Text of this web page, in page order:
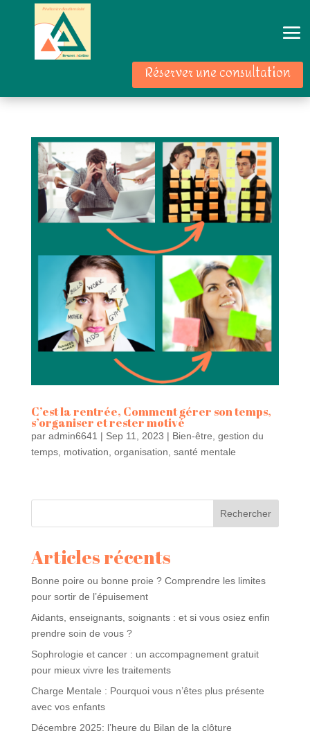
Réserver une consultation
C’est la rentrée, Comment gérer son temps,
s’organiser et rester motivé
par admin6641 | Sep 11, 2023 | Bien-être, gestion du
temps, motivation, organisation, santé mentale
Rechercher
Articles récents
Bonne poire ou bonne proie ? Comprendre les limites
pour sortir de l’épuisement
Aidants, enseignants, soignants : et si vous osiez enfin
prendre soin de vous ?
Sophrologie et cancer : un accompagnement gratuit
pour mieux vivre les traitements
Charge Mentale : Pourquoi vous n’êtes plus présente
avec vos enfants
Décembre 2025: l’heure du Bilan de la clôture